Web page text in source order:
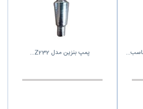
پمپ بنزین مدل Z232